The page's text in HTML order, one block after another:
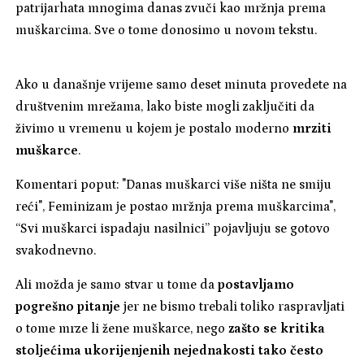
patrijarhata mnogima danas zvuči kao mržnja prema
muškarcima. Sve o tome donosimo u novom tekstu.
Ako u današnje vrijeme samo deset minuta provedete na
društvenim mrežama, lako biste mogli zaključiti da
živimo u vremenu u kojem je postalo moderno mrziti
muškarce.
Komentari poput: "Danas muškarci više ništa ne smiju
reći", Feminizam je postao mržnja prema muškarcima",
“Svi muškarci ispadaju nasilnici” pojavljuju se gotovo
svakodnevno.
Ali možda je samo stvar u tome dapostavljamo
pogrešno pitanje jer ne bismo trebali toliko raspravljati
o tome mrze li žene muškarce, negozašto se kritika
stoljećima ukorijenjenih nejednakosti tako često